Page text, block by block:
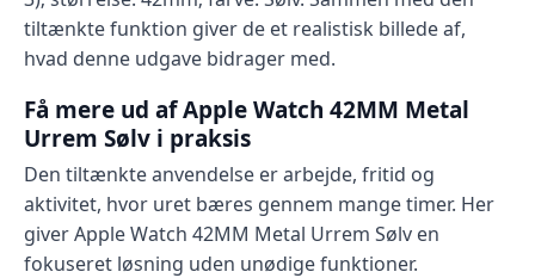
tiltænkte funktion giver de et realistisk billede af,
hvad denne udgave bidrager med.
Få mere ud af Apple Watch 42MM Metal
Urrem Sølv i praksis
Den tiltænkte anvendelse er arbejde, fritid og
aktivitet, hvor uret bæres gennem mange timer. Her
giver Apple Watch 42MM Metal Urrem Sølv en
fokuseret løsning uden unødige funktioner.